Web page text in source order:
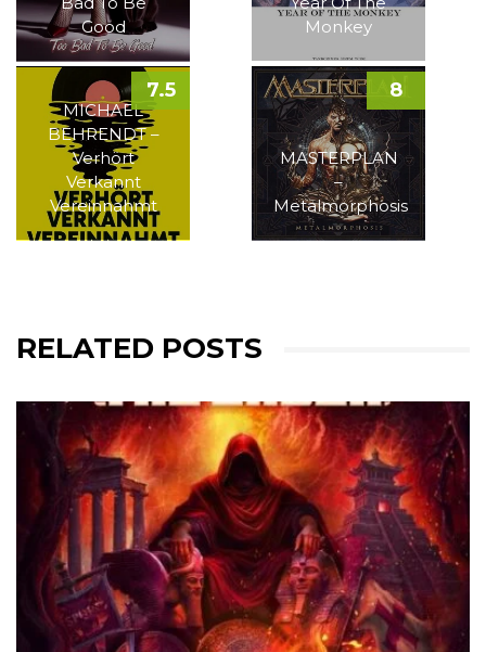
Good
Monkey
MICHAEL
BEHRENDT –
Verhört
Verkannt
Vereinnahmt
7.5
MASTERPLAN
–
Metalmorphosis
8
RELATED POSTS